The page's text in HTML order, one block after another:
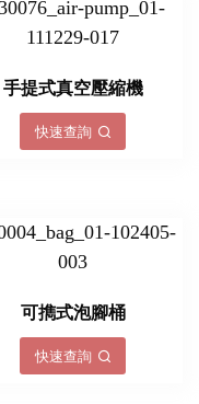
手提式真空壓縮機
快速查詢
可擕式泡腳桶
快速查詢